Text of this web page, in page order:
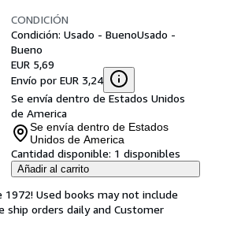
CONDICIÓN
Condición: Usado - BuenoUsado -
Bueno
EUR 5,69
Envío por EUR 3,24
Se envía dentro de Estados Unidos
de America
Se envía dentro de Estados
Unidos de America
Cantidad disponible: 1 disponibles
Añadir al carrito
1972! Used books may not include
ship orders daily and Customer